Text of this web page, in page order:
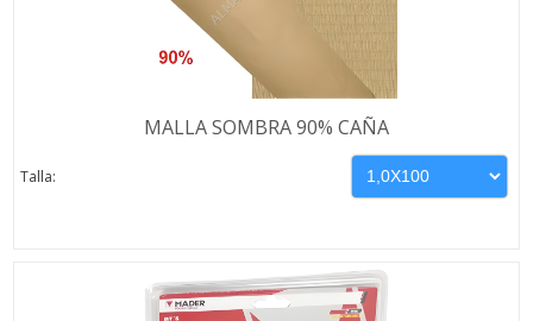
MALLA SOMBRA 90% CAÑA
Talla: